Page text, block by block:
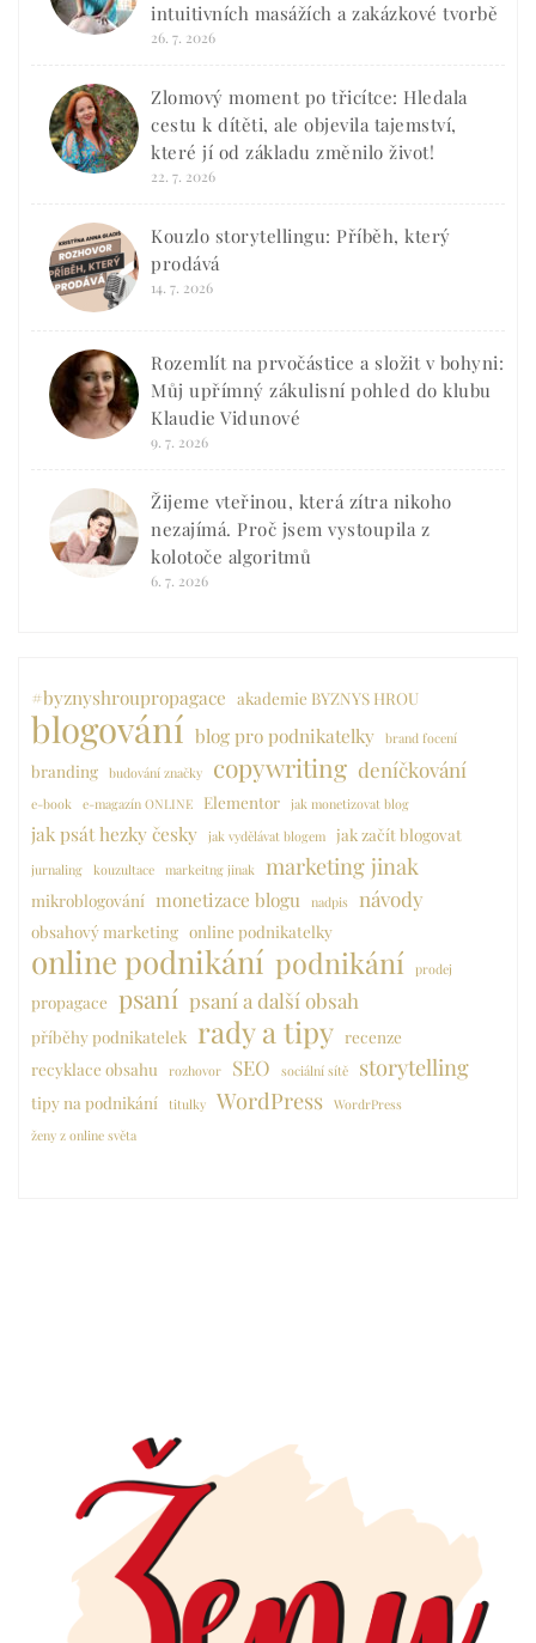
intuitivních masážích a zakázkové tvorbě
26. 7. 2026
Zlomový moment po třicítce: Hledala
cestu k dítěti, ale objevila tajemství,
které jí od základu změnilo život!
22. 7. 2026
Kouzlo storytellingu: Příběh, který
prodává
14. 7. 2026
Rozemlít na prvočástice a složit v bohyni:
Můj upřímný zákulisní pohled do klubu
Klaudie Vidunové
9. 7. 2026
Žijeme vteřinou, která zítra nikoho
nezajímá. Proč jsem vystoupila z
kolotoče algoritmů
6. 7. 2026
#byznyshroupropagace akademie BYZNYS HROU
blogování blog pro podnikatelky brand focení
branding budování značky copywriting deníčkování
e-book e-magazín ONLINE Elementor jak monetizovat blog
jak psát hezky česky jak vydělávat blogem jak začít blogovat
jurnaling kouzultace markeitng jinak marketing jinak
mikroblogování monetizace blogu nadpis návody
obsahový marketing online podnikatelky
online podnikání podnikání prodej
propagace psaní psaní a další obsah
příběhy podnikatelek rady a tipy recenze
recyklace obsahu
rozhovor SEO sociální sítě storytelling
tipy na podnikání titulky WordPress WordrPress
ženy z online světa